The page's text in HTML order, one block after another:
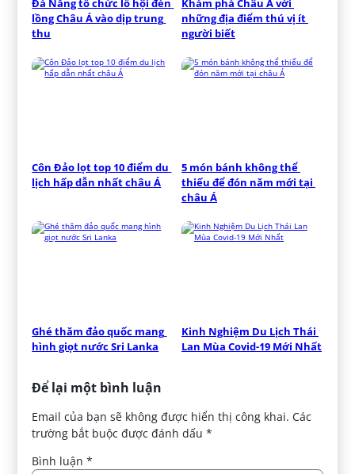
Đà Nẵng tổ chức lỗ hội đèn
lồng Châu Á vào dịp trung
thu
Khám phá Châu Á với
những địa điểm thú vị ít
người biết
Côn Đảo lọt top 10 điểm du
lịch hấp dẫn nhất châu Á
5 món bánh không thể
thiếu để đón năm mới tại
châu Á
Ghé thăm đảo quốc mang
hình giọt nước Sri Lanka
Kinh Nghiệm Du Lịch Thái
Lan Mùa Covid-19 Mới Nhất
Để lại một bình luận
Email của bạn sẽ không được hiển thị công khai. Các
trường bắt buộc được đánh dấu*
Bình luận*